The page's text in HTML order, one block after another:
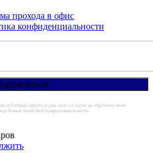
прохода в офис
конфиденциальности
публичной оферты и даю своё согласие на обработку моих
политикой конфиденциальности.